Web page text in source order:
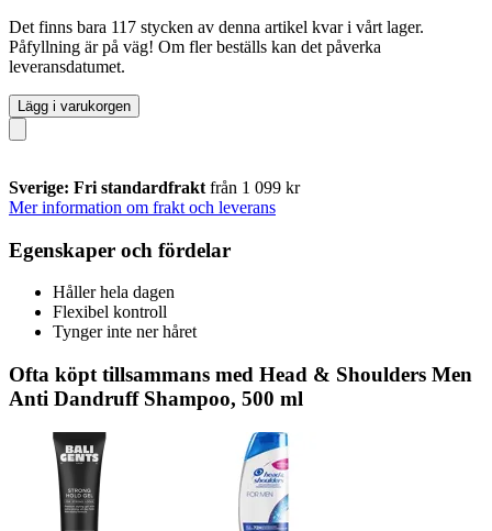
Det finns bara 117 stycken av denna artikel kvar i vårt lager.
Påfyllning är på väg! Om fler beställs kan det påverka
leveransdatumet.
Lägg i varukorgen
Sverige: Fri standardfrakt från 1 099 kr
Mer information om frakt och leverans
Egenskaper och fördelar
Håller hela dagen
Flexibel kontroll
Tynger inte ner håret
Ofta köpt tillsammans med Head & Shoulders Men
Anti Dandruff Shampoo, 500 ml